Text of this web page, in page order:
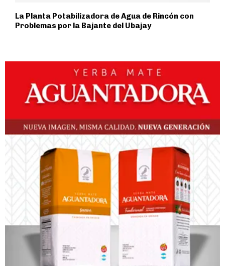
La Planta Potabilizadora de Agua de Rincón con
Problemas por la Bajante del Ubajay